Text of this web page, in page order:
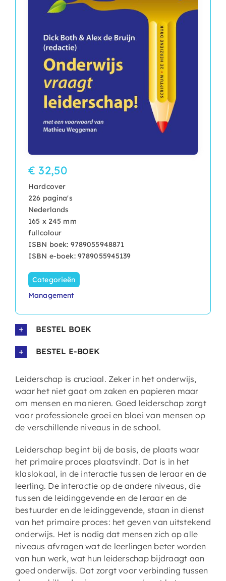
€ 32,50
Hardcover
226 pagina's
Nederlands
165 x 245 mm
fullcolour
ISBN boek: 9789055948871
ISBN e-boek: 9789055945139
Categorieën
Management
BESTEL BOEK
BESTEL E-BOEK
Leiderschap is cruciaal. Zeker in het onderwijs,
waar het niet gaat om zaken en papieren maar
om mensen en manieren. Goed leiderschap zorgt
voor professionele groei en bloei van mensen op
de verschillende niveaus in de school.
Leiderschap begint bij de basis, de plaats waar
het primaire proces plaatsvindt. Dat is in het
klaslokaal, in de interactie tussen de leraar en de
leerling. De interactie op de andere niveaus, die
tussen de leidinggevende en de leraar en de
bestuurder en de leidinggevende, staan in dienst
van het primaire proces: het geven van uitstekend
onderwijs. Het is nodig dat mensen zich op alle
niveaus afvragen wat de leerlingen beter worden
van hun werk, wat hun leiderschap bijdraagt aan
goed onderwijs. Dat zorgt voor verbinding tussen